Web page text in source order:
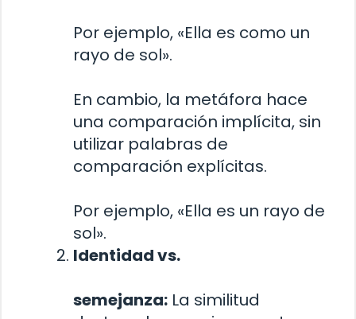
Por ejemplo, «Ella es como un
rayo de sol».
En cambio, la metáfora hace
una comparación implícita, sin
utilizar palabras de
comparación explícitas.
Por ejemplo, «Ella es un rayo de
sol».
Identidad vs.
semejanza: La similitud